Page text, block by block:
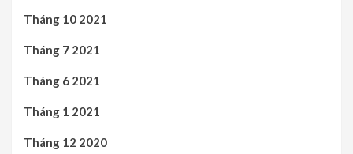
Tháng 10 2021
Tháng 7 2021
Tháng 6 2021
Tháng 1 2021
Tháng 12 2020